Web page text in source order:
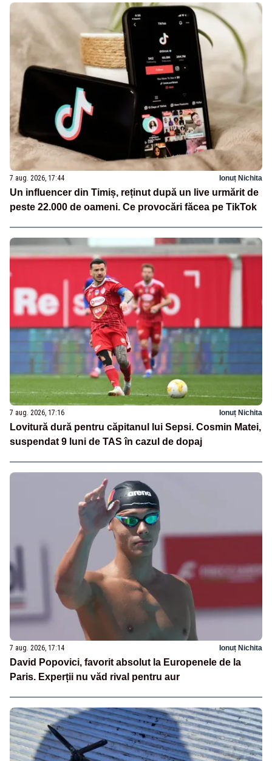
7 aug. 2026, 17:44 Ionuț Nichita
Un influencer din Timiș, reținut după un live urmărit de
peste 22.000 de oameni. Ce provocări făcea pe TikTok
7 aug. 2026, 17:16 Ionuț Nichita
Lovitură dură pentru căpitanul lui Sepsi. Cosmin Matei,
suspendat 9 luni de TAS în cazul de dopaj
7 aug. 2026, 17:14 Ionuț Nichita
David Popovici, favorit absolut la Europenele de la
Paris. Experții nu văd rival pentru aur